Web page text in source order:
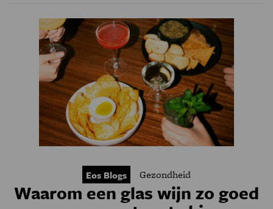
Eos Blogs Gezondheid
Waarom een glas wijn zo goed